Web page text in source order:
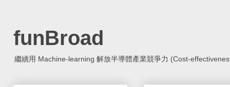
funBroad
繼續用 Machine-learning 解放半導體產業競爭力 (Cost-